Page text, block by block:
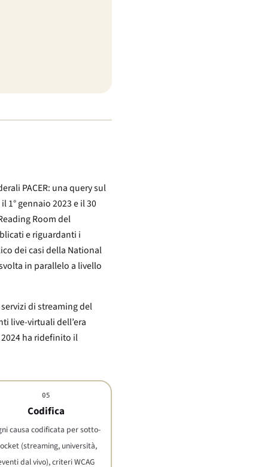
PACER: una query sul
gennaio 2023 e il 30
Room del
e riguardanti i
dei casi della National
in parallelo a livello
di streaming del
live-virtuali dell’era
ha ridefinito il
05
Codifica
causa codificata per sotto-
(streaming, università,
dal vivo), criteri WCAG